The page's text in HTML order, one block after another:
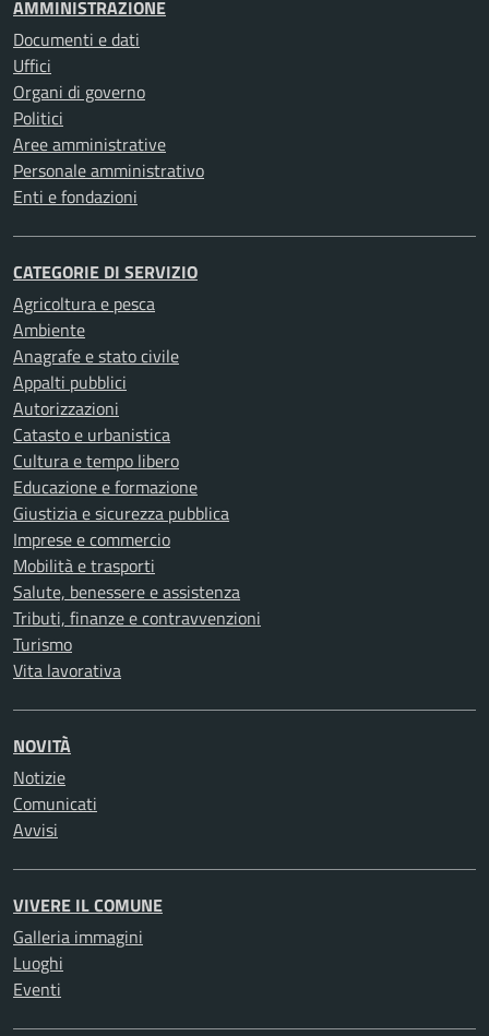
AMMINISTRAZIONE
Documenti e dati
Uffici
Organi di governo
Politici
Aree amministrative
Personale amministrativo
Enti e fondazioni
CATEGORIE DI SERVIZIO
Agricoltura e pesca
Ambiente
Anagrafe e stato civile
Appalti pubblici
Autorizzazioni
Catasto e urbanistica
Cultura e tempo libero
Educazione e formazione
Giustizia e sicurezza pubblica
Imprese e commercio
Mobilità e trasporti
Salute, benessere e assistenza
Tributi, finanze e contravvenzioni
Turismo
Vita lavorativa
NOVITÀ
Notizie
Comunicati
Avvisi
VIVERE IL COMUNE
Galleria immagini
Luoghi
Eventi